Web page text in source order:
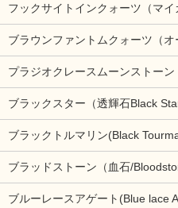
フックサイトインクォーツ（マイ
ブラウンファントムクォーツ（オ
プラジオクレースムーンストーン
ブラックスター（透輝石Black Star
ブラックトルマリン(Black
ブラッドストーン（血石/
ブルーレースアゲート(Blue lace